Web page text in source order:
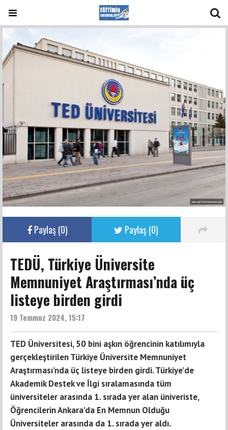
Paylaş (0) Paylaş (0)
TEDÜ, Türkiye Üniversite
Memnuniyet Araştırması’nda üç
listeye birden girdi
19 Temmuz 2024, 15:17
TED Üniversitesi, 50 bini aşkın öğrencinin katılımıyla
gerçekleştirilen Türkiye Üniversite Memnuniyet
Araştırması’nda üç listeye birden girdi. Türkiye’de
Akademik Destek ve İlgi sıralamasında tüm
üniversiteler arasında 1. sırada yer alan üniveriste,
Öğrencilerin Ankara'da En Memnun Olduğu
Üniversiteler arasında da 1. sırada yer aldı.